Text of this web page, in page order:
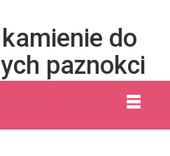
do
paznokci